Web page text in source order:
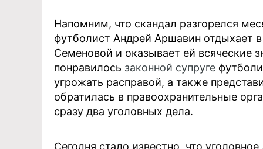
Напомним, что скандал разгорелся
футболист Андрей Аршавин отдыхает
Семеновой и оказывает ей всяческие
понравилось законной супруге
угрожать расправой, а также
обратилась в правоохранительные
сразу два уголовных дела.
Сегодня стало известно, что